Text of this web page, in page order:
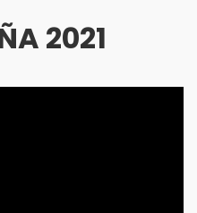
2021